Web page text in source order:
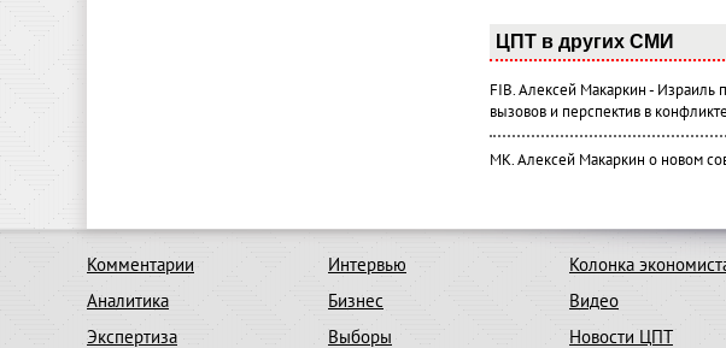
ЦПТ в других СМИ
FIB. Алексей Макаркин -
вызовов и перспектив в
МК. Алексей Макаркин о новом
Комментарии
Аналитика
Экспертиза
Интервью
Бизнес
Выборы
Колонка
Видео
Новости ЦПТ